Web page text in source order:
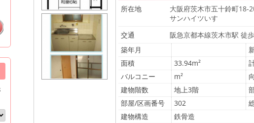
所在地
大阪府茨木市五十鈴町18-
サンハイツいすゞ
交通
阪急京都本線茨木市駅 徒
築年月
面積
33.94m²
バルコニー
m²
建物階数
地上3階
部屋/区画番号
302
建物構造
鉄骨造